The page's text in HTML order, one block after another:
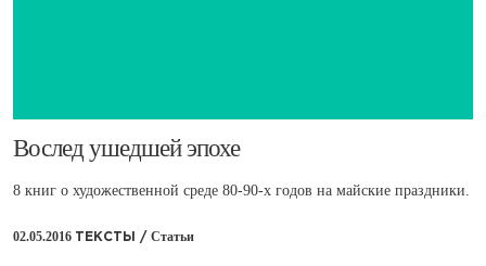
​Вослед ушедшей эпохе
8 книг о художественной среде 80-90-х годов на майские праздники.
02.05.2016 ТЕКСТЫ / Статьи